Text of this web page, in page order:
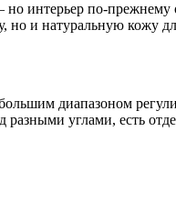
интерьер по-
и натуральную кожу
диапазоном
углами, есть